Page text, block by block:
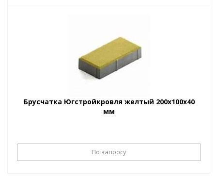
Брусчатка Югстройкровля желтый 200х100х40
мм
По запросу